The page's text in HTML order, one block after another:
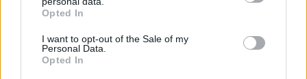
grant or deny consent to Google and its third-party tags to
use your data for below specified purposes in below Google
consent section.
Opted In
I want to opt-out of the Sale of my
Personal Data.
Opted In
τον Ακάθιστο Ύμνο